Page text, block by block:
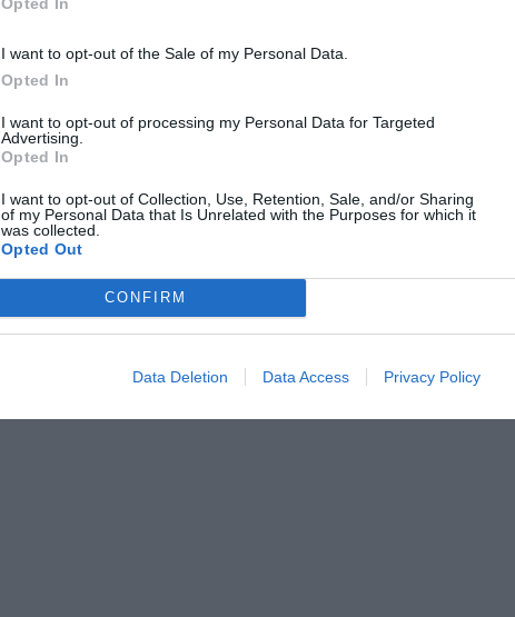
I want to opt-out of the Sale of my Personal Data.
Opted In
I want to opt-out of processing my Personal Data for Targeted
Advertising.
Opted In
I want to opt-out of Collection, Use, Retention, Sale, and/or Sharing
of my Personal Data that Is Unrelated with the Purposes for which it
was collected.
Opted Out
CONFIRM
Data Deletion Data Access Privacy Policy